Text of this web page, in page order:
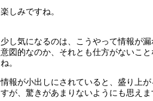
楽しみですね。
少し気になるのは、こうやって情報が
意図的なのか、それとも仕方がないこ
ね。
情報が小出しにされていると、盛り上
すが、驚きがあまりないようにも思え